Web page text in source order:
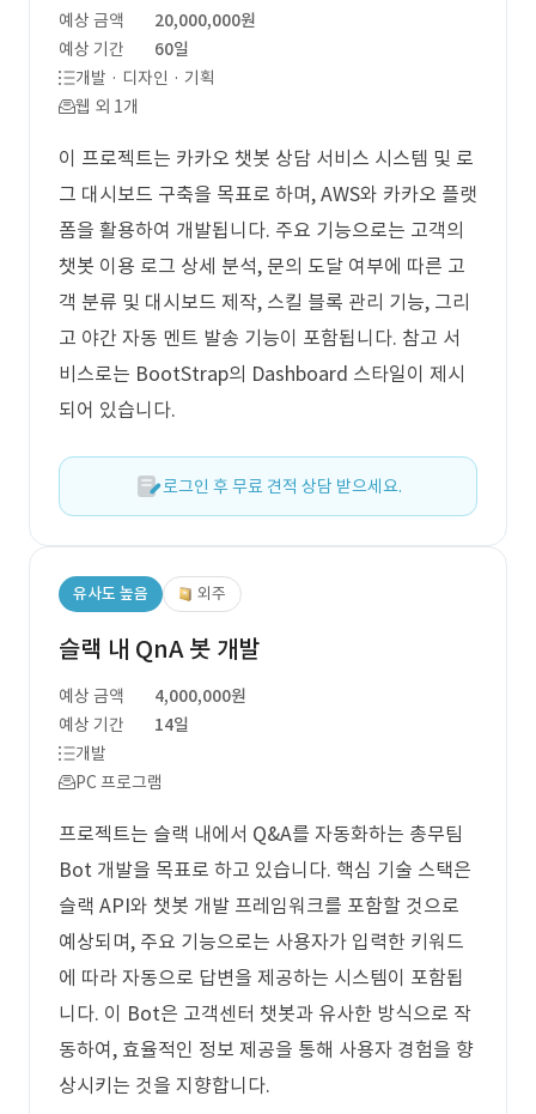
예상 금액
20,000,000원
예상 기간
60일
개발 · 디자인 · 기획
웹 외 1개
이 프로젝트는 카카오 챗봇 상담 서비스 시스템 및 로
그 대시보드 구축을 목표로 하며, AWS와 카카오 플랫
폼을 활용하여 개발됩니다. 주요 기능으로는 고객의
챗봇 이용 로그 상세 분석, 문의 도달 여부에 따른 고
객 분류 및 대시보드 제작, 스킬 블록 관리 기능, 그리
고 야간 자동 멘트 발송 기능이 포함됩니다. 참고 서
비스로는 BootStrap의 Dashboard 스타일이 제시
되어 있습니다.
로그인 후 무료 견적 상담 받으세요.
유사도 높음 외주
슬랙 내 QnA 봇 개발
예상 금액
4,000,000원
예상 기간
14일
개발
PC 프로그램
프로젝트는 슬랙 내에서 Q&A를 자동화하는 총무팀
Bot 개발을 목표로 하고 있습니다. 핵심 기술 스택은
슬랙 API와 챗봇 개발 프레임워크를 포함할 것으로
예상되며, 주요 기능으로는 사용자가 입력한 키워드
에 따라 자동으로 답변을 제공하는 시스템이 포함됩
니다. 이 Bot은 고객센터 챗봇과 유사한 방식으로 작
동하여, 효율적인 정보 제공을 통해 사용자 경험을 향
상시키는 것을 지향합니다.